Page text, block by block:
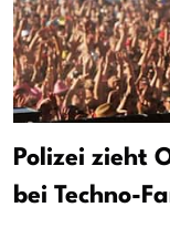
Polizei zieht
bei Techno-